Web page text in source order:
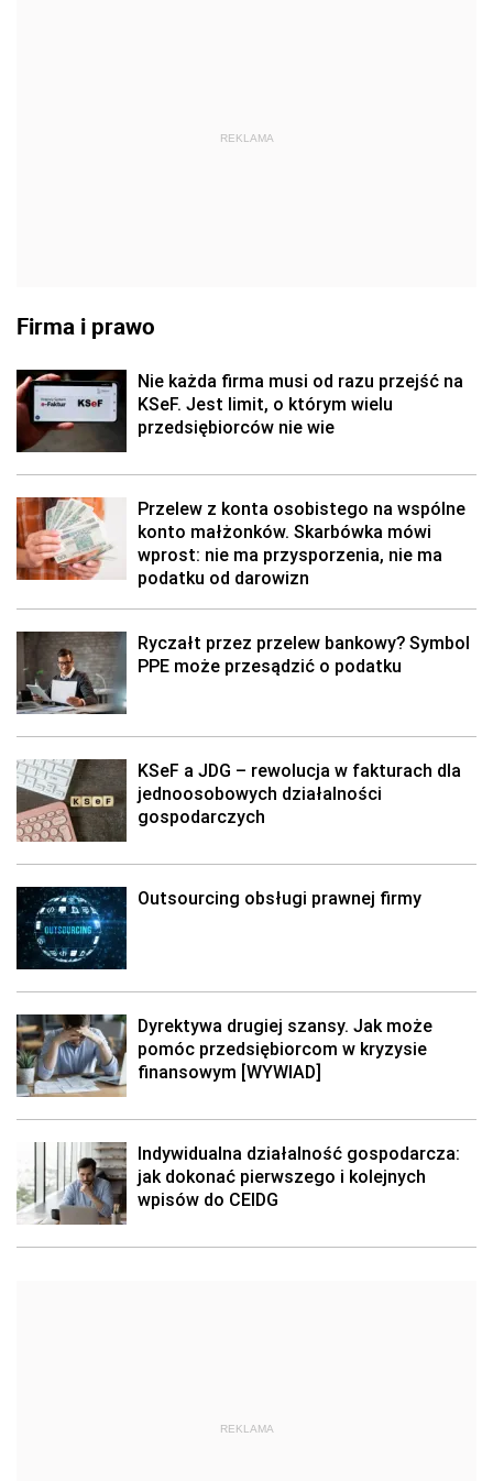
REKLAMA
Firma i prawo
Nie każda firma musi od razu przejść na
KSeF. Jest limit, o którym wielu
przedsiębiorców nie wie
Przelew z konta osobistego na wspólne
konto małżonków. Skarbówka mówi
wprost: nie ma przysporzenia, nie ma
podatku od darowizn
Ryczałt przez przelew bankowy? Symbol
PPE może przesądzić o podatku
KSeF a JDG – rewolucja w fakturach dla
jednoosobowych działalności
gospodarczych
Outsourcing obsługi prawnej firmy
Dyrektywa drugiej szansy. Jak może
pomóc przedsiębiorcom w kryzysie
finansowym [WYWIAD]
Indywidualna działalność gospodarcza:
jak dokonać pierwszego i kolejnych
wpisów do CEIDG
REKLAMA